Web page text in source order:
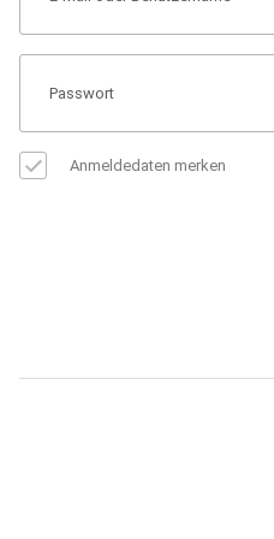
Anmeldedaten merken